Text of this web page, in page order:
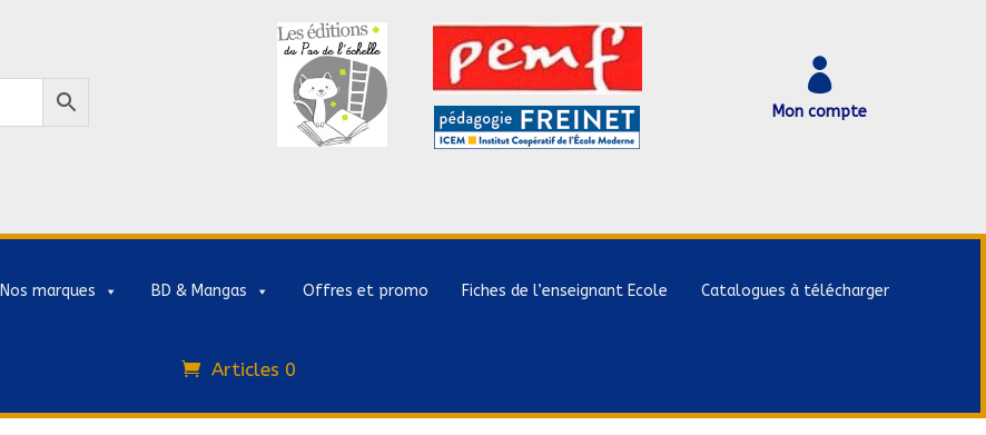

Mon compte
Nos marques BD & Mangas Offres et promo Fiches de l’enseignant Ecole Catalogues à télécharger
Articles 0